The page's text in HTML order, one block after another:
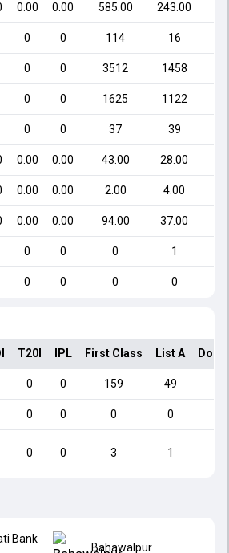
0.00 0.00 585.00 243.00
0 0 114 16
0 0 3512 1458
0 0 1625 1122
0 0 37 39
0.00 0.00 43.00 28.00
0.00 0.00 2.00 4.00
0.00 0.00 94.00 37.00
0 0 0 1
0 0 0 0
T20I IPL First Class List A
0 0 159 49
0 0 0 0
0 0 3 1
Bank
Bahawalpur